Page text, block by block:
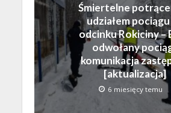
Śmiertelne
udziałem
odcinku Rokiciny –
odwołany
komunikacja
[aktualizacja]
6 miesięcy temu